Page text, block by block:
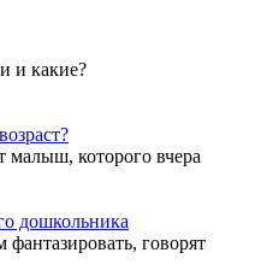
и какие?
малыш, которого вчера
дошкольника
говорят